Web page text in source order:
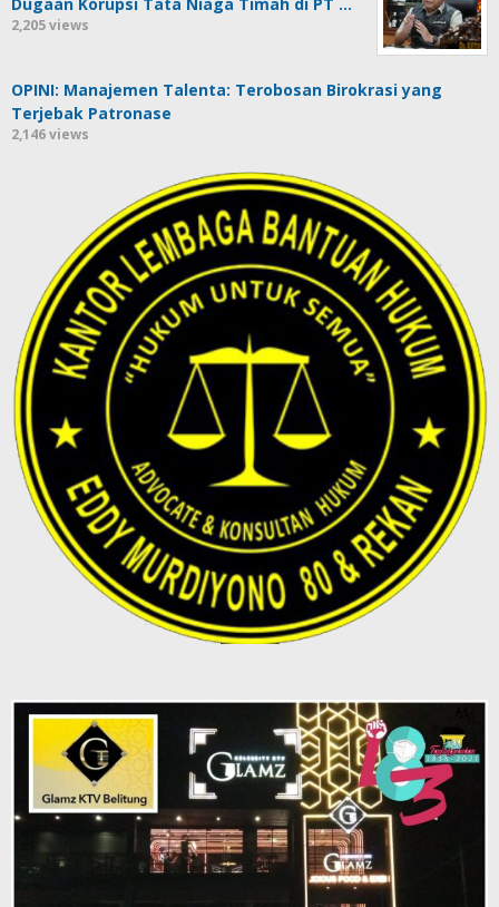
2,205 views
OPINI: Manajemen Talenta: Terobosan Birokrasi yang
Terjebak Patronase
2,146 views